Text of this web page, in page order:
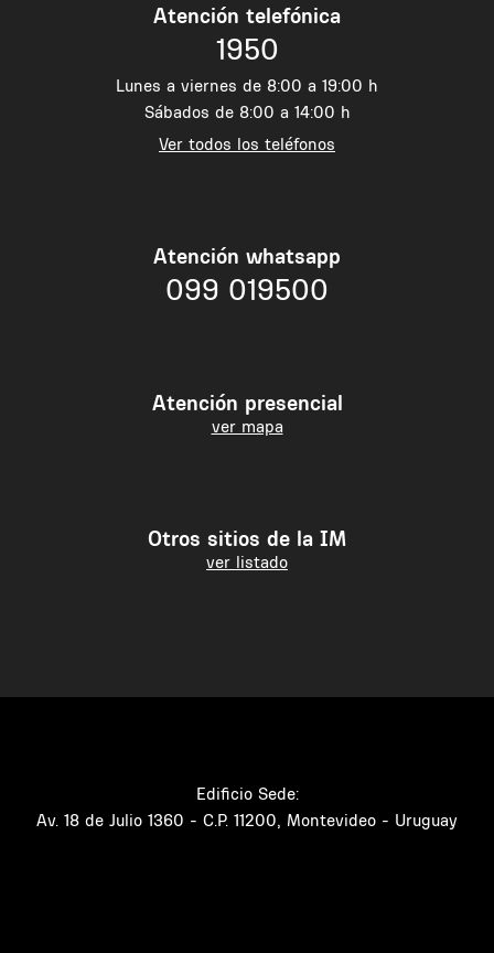
Atención telefónica
1950
Lunes a viernes de 8:00 a 19:00 h
Sábados de 8:00 a 14:00 h
Ver todos los teléfonos
Atención whatsapp
099 019500
Atención presencial
ver mapa
Otros sitios de la IM
ver listado
Edificio Sede:
Av. 18 de Julio 1360 - C.P. 11200, Montevideo - Uruguay